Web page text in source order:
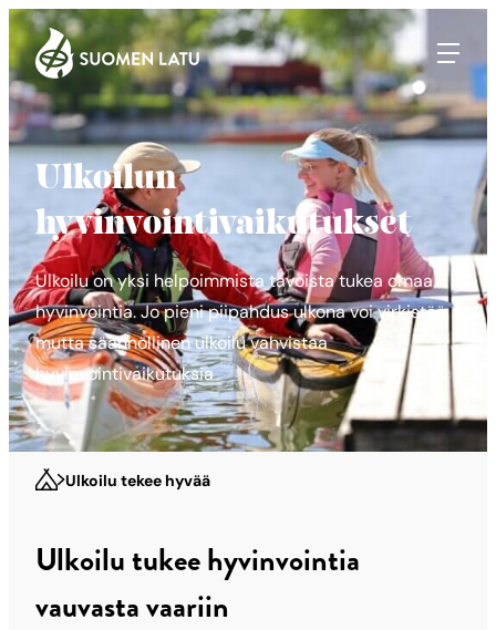
Siirry
suoraan
sisältöön
Suomen Latu
Ulkoilun
hyvinvointivaikutukset
Ulkoilu on yksi helpoimmista tavoista tukea omaa
hyvinvointia. Jo pieni piipahdus ulkona voi virkistää,
mutta säännöllinen ulkoilu vahvistaa
hyvinvointivaikutuksia
Ulkoilu tekee hyvää
Ulkoilu tukee hyvinvointia
vauvasta vaariin